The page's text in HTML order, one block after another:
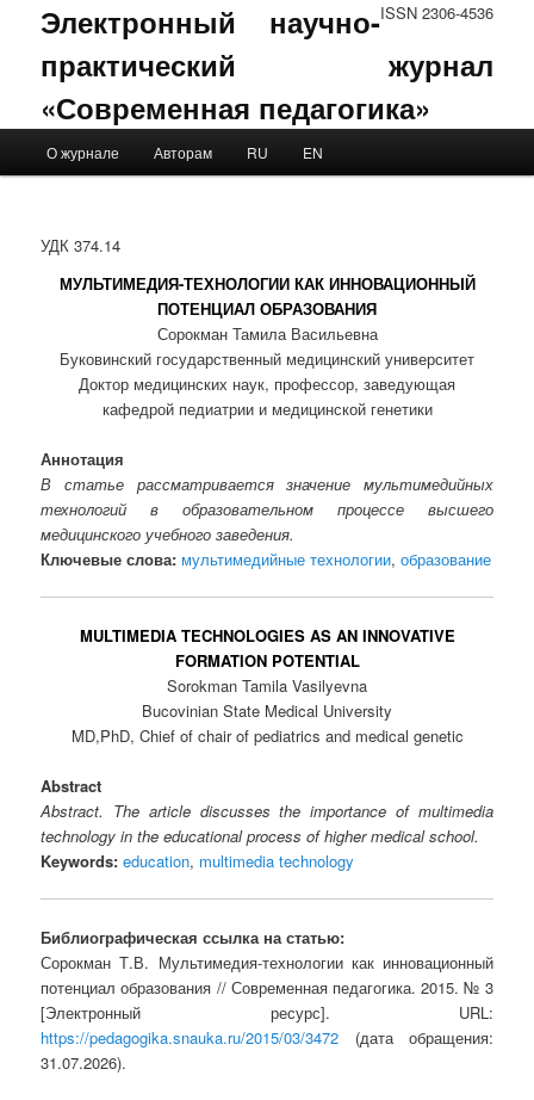
ISSN 2306-4536
Электронный научно-
практический журнал
«Современная педагогика»
Skip to primary content
Skip to secondary content
О журнале Авторам RU EN
УДК 374.14
МУЛЬТИМЕДИЯ-ТЕХНОЛОГИИ КАК ИННОВАЦИОННЫЙ
ПОТЕНЦИАЛ ОБРАЗОВАНИЯ
Сорокман Тамила Васильевна
Буковинский государственный медицинский университет
Доктор медицинских наук, профессор, заведующая
кафедрой педиатрии и медицинской генетики
Аннотация
В статье рассматривается значение мультимедийных
технологий в образовательном процессе высшего
медицинского учебного заведения.
Ключевые слова: мультимедийные технологии,образование
MULTIMEDIA TECHNOLOGIES AS AN INNOVATIVE
FORMATION POTENTIAL
Sorokman Tamila Vasilyevna
Bucovinian State Medical University
MD,PhD, Chief of chair of pediatrics and medical genetic
Abstract
Abstract. The article discusses the importance of multimedia
technology in the educational process of higher medical school.
Keywords: education, multimedia technology
Библиографическая ссылка на статью:
Сорокман Т.В. Мультимедия-технологии как инновационный
потенциал образования // Современная педагогика. 2015. № 3
[Электронный ресурс]. URL:
https://pedagogika.snauka.ru/2015/03/3472 (дата обращения:
31.07.2026).